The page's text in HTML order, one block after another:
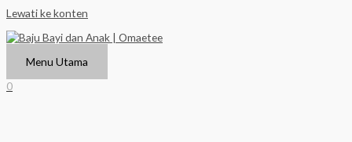
Lewati ke konten
Menu Utama
0